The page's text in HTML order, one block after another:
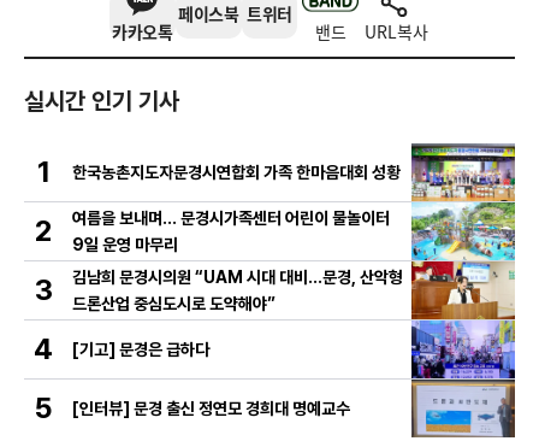
카카오톡
페이스북 트위터
밴드 URL복사
실시간 인기 기사
1 한국농촌지도자문경시연합회 가족 한마음대회 성황
2
여름을 보내며… 문경시가족센터 어린이 물놀이터
9일 운영 마무리
3
김남희 문경시의원 “UAM 시대 대비…문경, 산악형
드론산업 중심도시로 도약해야”
4 [기고] 문경은 급하다
5 [인터뷰] 문경 출신 정연모 경희대 명예교수